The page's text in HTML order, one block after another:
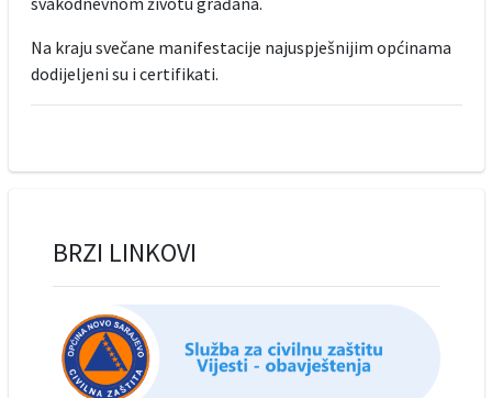
Na kraju svečane manifestacije najuspješnijim općinama
dodijeljeni su i certifikati.
BRZI LINKOVI